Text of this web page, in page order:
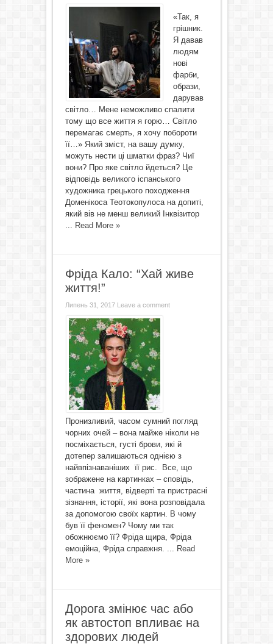
«Так, я
грішник.
Я давав
людям
нові
фарби,
образи,
дарував
світло… Мене неможливо спалити
тому що все життя я горю… Світло
перемагає смерть, я хочу побороти
її…» Який зміст, на вашу думку,
можуть нести ці шматки фраз? Чиї
вони? Про яке світло йдеться? Це
відповідь великого іспанського
художника грецького походження
Доменікоса Теотокопулоса на допиті,
який вів не менш великий Інквізитор
... Read More »
Фріда Кало: “Хай живе
життя!”
Липень 31, 2017 Leave a comment
Пронизливий, часом сумний погляд
чорних очей – вона майже ніколи не
посміхається, густі брови, які й
дотепер залишаються однією з
найвпізнаваніших її рис. Все, що
зображене на картинках – сповідь,
частина життя, відверті та пристрасні
зізнання, історії, які вона розповідала
за допомогою своїх картин. В чому
був її феномен? Чому ми так
обожнюємо її? Фріда щира, Фріда
емоційна, Фріда справжня. ... Read
More »
Дорога змінює час або
як автостоп впливає на
здорових людей